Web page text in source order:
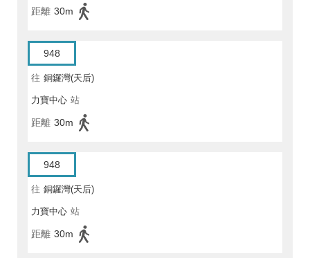
距離 30m
948
往 銅鑼灣(天后)
力寶中心 站
距離 30m
948
往 銅鑼灣(天后)
力寶中心 站
距離 30m